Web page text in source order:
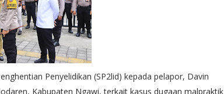
Penyelidikan (SP2lid) kepada pelapor, Davin
Kabupaten Ngawi, terkait kasus dugaan malpraktik